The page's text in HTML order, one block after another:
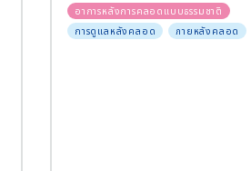
อาการหลังการคลอดแบบธรรมชาติ
การดูแลหลังคลอด
ภายหลังคลอด